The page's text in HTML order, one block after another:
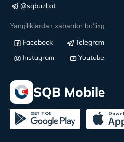
@sqbuzbot
Yangiliklardan xabardor bo'ling:
Facebook
Telegram
Instagram
Youtube
SQB Mobile